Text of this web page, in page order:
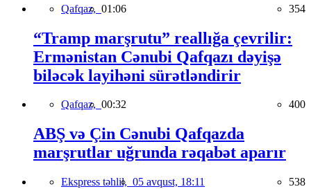
Qafqaz, 01:06 354
“Tramp marşrutu” reallığa çevrilir:
Ermənistan Cənubi Qafqazı dəyişə
biləcək layihəni sürətləndirir
Qafqaz, 00:32 400
ABŞ və Çin Cənubi Qafqazda
marşrutlar uğrunda rəqabət aparır
Ekspress təhlil, 05 avqust, 18:11 538